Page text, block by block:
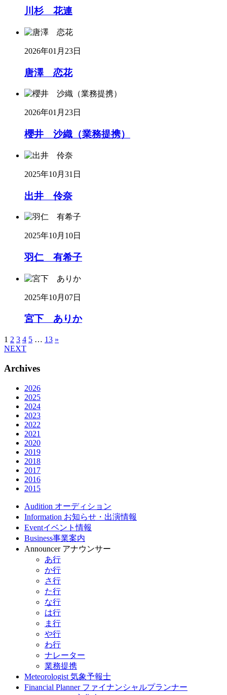
川杉 花連
2026年01月23日
唐澤 恋花
2026年01月23日
櫻井 沙織（業務提携）
2025年10月31日
出井 伶奈
2025年10月10日
羽仁 有希子
2025年10月07日
宮下 ありか
1 2 3 4 5 … 13 »
NEXT
Archives
2026
2025
2024
2023
2022
2021
2020
2019
2018
2017
2016
2015
Audition オーディション
Information お知らせ・出演情報
Eventイベント情報
Business事業案内
Announcer アナウンサー
あ行
か行
さ行
た行
な行
は行
ま行
や行
わ行
ナレーター
業務提携
Meteorologist 気象予報士
Financial Planner ファイナンシャルプランナー